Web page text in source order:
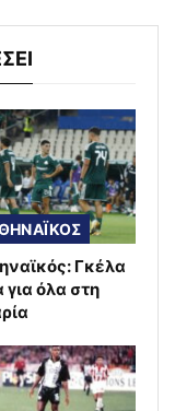
Γκέλα
για όλα στη